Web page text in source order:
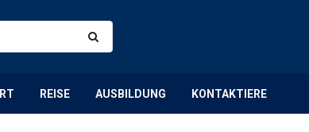
REISE AUSBILDUNG KONTAKTIERE